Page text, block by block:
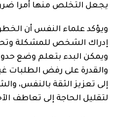
يجعل التخلص منها أمرا
ويؤكد علماء النفس أن
إدراك الشخص للمشكلة
ويمكن البدء بتعلم وضع
والقدرة على رفض الطلبات
إلى تعزيز الثقة بالنفس،
لتقليل الحاجة إلى تعاطف